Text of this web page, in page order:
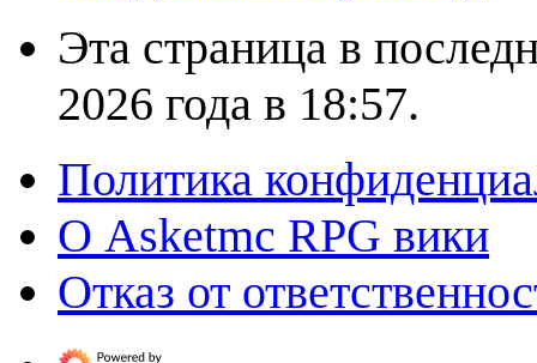
Эта страница в
2026 года в 18:57.
Политика
О Asketmc RPG вики
Отказ от